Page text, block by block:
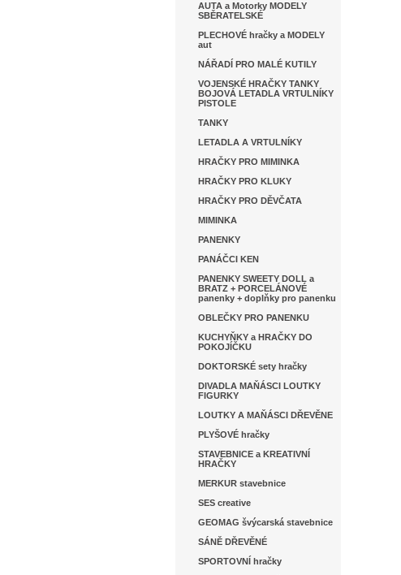
AUTA a Motorky MODELY
SBĚRATELSKÉ
PLECHOVÉ hračky a MODELY
aut
NÁŘADÍ PRO MALÉ KUTILY
VOJENSKÉ HRAČKY TANKY
BOJOVÁ LETADLA VRTULNÍKY
PISTOLE
TANKY
LETADLA A VRTULNÍKY
HRAČKY PRO MIMINKA
HRAČKY PRO KLUKY
HRAČKY PRO DĚVČATA
MIMINKA
PANENKY
PANÁČCI KEN
PANENKY SWEETY DOLL a
BRATZ + PORCELÁNOVÉ
panenky + doplňky pro panenku
OBLEČKY PRO PANENKU
KUCHYŇKY a HRAČKY DO
POKOJÍČKU
DOKTORSKÉ sety hračky
DIVADLA MAŇÁSCI LOUTKY
FIGURKY
LOUTKY A MAŇÁSCI DŘEVĚNE
PLYŠOVÉ hračky
STAVEBNICE a KREATIVNÍ
HRAČKY
MERKUR stavebnice
SES creative
GEOMAG švýcarská stavebnice
SÁNĚ DŘEVĚNÉ
SPORTOVNÍ hračky